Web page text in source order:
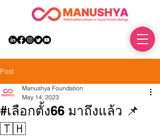
Post
#เลือกตั้ง66 มาถึงแล้ว 📌
🇹🇭
Manushya Foundation
May 14, 2023